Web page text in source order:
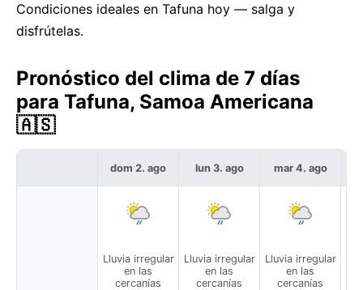
Condiciones ideales en Tafuna hoy — salga y
disfrútelas.
Pronóstico del clima de 7 días
para Tafuna, Samoa Americana
🇦🇸
dom 2. ago
Lluvia irregular
en las
cercanías
lun 3. ago
Lluvia irregular
en las
cercanías
mar 4. ago
Lluvia irregular
en las
cercanías